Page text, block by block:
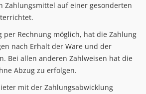
Zahlungsmittel auf einer gesonderten
per Rechnung möglich, hat die Zahlung
nach Erhalt der Ware und der
Bei allen anderen Zahlweisen hat die
Abzug zu erfolgen.
mit der Zahlungsabwicklung